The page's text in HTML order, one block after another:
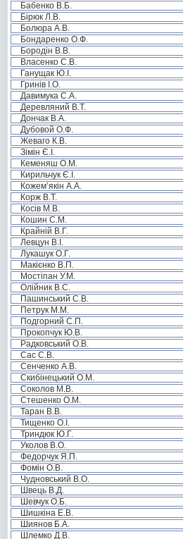
Бабенко В.Б.
Бірюк Л.В.
Болюра А.В.
Бондаренко О.Ф.
Бородін В.В.
Власенко С.В.
Ганущак Ю.І.
Гринів І.О.
Давимука С.А.
Деревляний В.Т.
Дончак В.А.
Дубовой О.Ф.
Жеваго К.В.
Зімін Є.І.
Кеменяш О.М.
Кирильчук Є.І.
Кожем’якін А.А.
Корж В.Т.
Косів М.В.
Кошин С.М.
Крайній В.Г.
Левцун В.І.
Лукашук О.Г.
Макієнко В.П.
Мостіпан У.М.
Олійник В.С.
Пашинський С.В.
Петрук М.М.
Подгорний С.П.
Прокопчук Ю.В.
Радковський О.В.
Сас С.В.
Сенченко А.В.
Скибінецький О.М.
Соколов М.В.
Стешенко О.М.
Таран В.В.
Тищенко О.І.
Триндюк Ю.Г.
Уколов В.О.
Федорчук Я.П.
Фомін О.В.
Чудновський В.О.
Швець В.Д.
Шевчук О.Б.
Шишкіна Е.В.
Шиянов Б.А.
Шлемко Д.В.